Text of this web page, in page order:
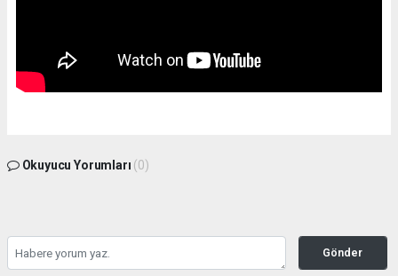
Okuyucu Yorumları (0)
Gönder